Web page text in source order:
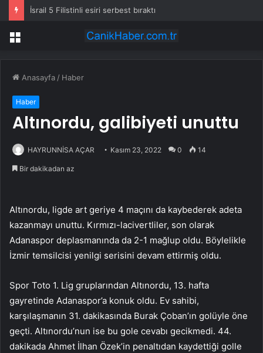
İsrail 5 Filistinli esiri serbest bıraktı
Menü
Anasayfa / Haber
Haber
Altınordu, galibiyeti unuttu
HAYRUNNİSA AÇAR Kasım 23, 2022 0 14
Bir dakikadan az
Altınordu, ligde art geriye 4 maçını da kaybederek adeta
kazanmayı unuttu. Kırmızı-lacivertliler, son olarak
Adanaspor deplasmanında da 2-1 mağlup oldu. Böylelikle
İzmir temsilcisi yenilgi serisini devam ettirmiş oldu.
Spor Toto 1. Lig gruplarından Altınordu, 13. hafta
gayretinde Adanaspor’a konuk oldu. Ev sahibi,
karşılaşmanın 31. dakikasında Burak Çoban’ın golüyle öne
geçti. Altınordu’nun ise bu gole cevabı gecikmedi. 44.
dakikada Ahmet İlhan Özek’in penaltıdan kaydettiği golle